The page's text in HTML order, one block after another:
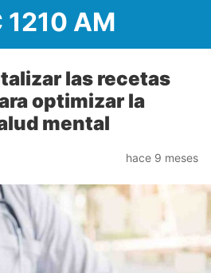
1210 AM
las recetas
optimizar la
mental
hace 9 meses